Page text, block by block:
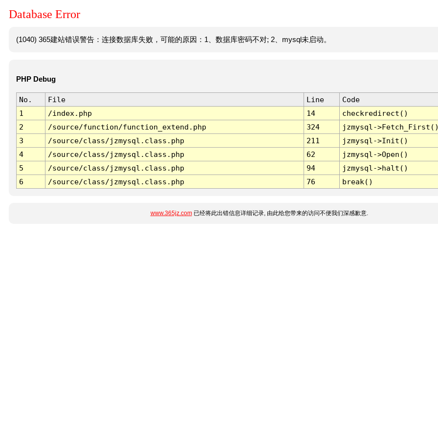
Database Error
(1040) 365建站错误警告：连接数据库失败，可能的原因：1、数据库密码不对; 2、mysql未启动。
PHP Debug
No. File Line
Code
1
/index.php 14
checkredirect()
2
/source/function/function_extend.php 324
jzmysql-
3
/source/class/jzmysql.class.php 211
jzmysql->Init()
4
/source/class/jzmysql.class.php 62
jzmysql->Open()
5
/source/class/jzmysql.class.php 94
jzmysql->halt()
6
/source/class/jzmysql.class.php 76 break()
www.365jz.com已经将此出错信息详细记录, 由此给您带来的访问不便我们深感歉意.